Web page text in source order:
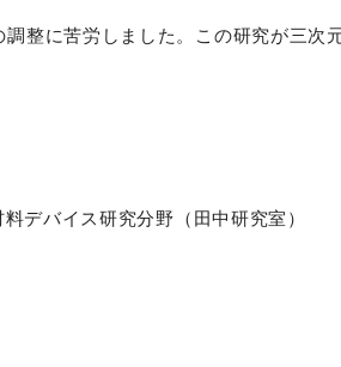
整に苦労しました。この研究が三次
デバイス研究分野（田中研究室）